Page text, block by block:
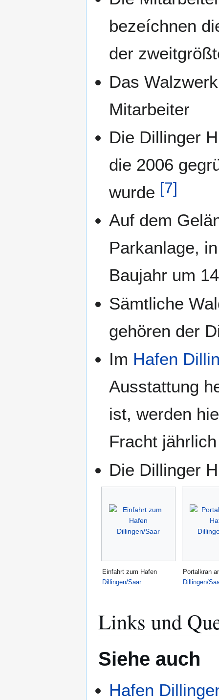
bezeíchnen
der
Das
Mitarbeiter
Die Dillinger
die 2006
wurde [7]
Auf dem
Parkanlage,
Baujahr um
Sämtliche
gehören der
Im Hafen
Ausstattung
ist, werden
Fracht
Die Dillinger
Einfahrt zum Hafen
Dillingen/Saar
Portalkran
Dillingen/
Links und
Siehe auch
Hafen